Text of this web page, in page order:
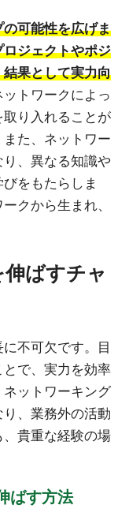
可能性を広げま
ジェクトやポジ
果として実力向
トワークによっ
り入れることが
た、ネットワー
、異なる知識や
をもたらしま
クから生まれ、
ばすチャ
不可欠です。目
で、実力を効率
ットワーキング
、業務外の活動
貴重な経験の場
ばす方法